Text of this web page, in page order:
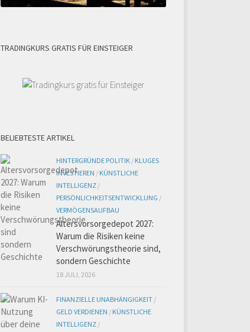
TRADINGKURS GRATIS FÜR EINSTEIGER
BELIEBTESTE ARTIKEL
HINTERGRÜNDE POLITIK / KLUGES
INVESTIEREN / KÜNSTLICHE
INTELLIGENZ /
PERSÖNLICHKEITSENTWICKLUNG /
VERMÖGENSAUFBAU
Altersvorsorgedepot 2027:
Warum die Risiken keine
Verschwörungstheorie sind,
sondern Geschichte
18 JULI, 2026
FINANZIELLE UNABHÄNGIGKEIT /
GELD VERDIENEN / KÜNSTLICHE
INTELLIGENZ /